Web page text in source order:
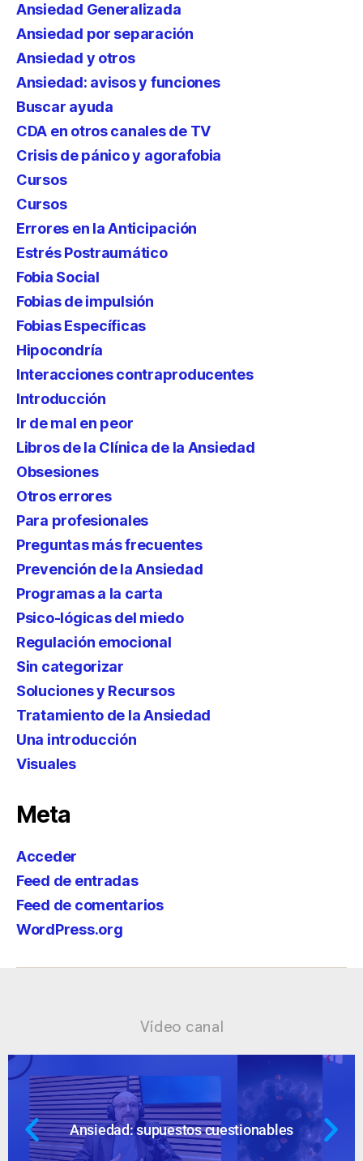
Ansiedad Generalizada
Ansiedad por separación
Ansiedad y otros
Ansiedad: avisos y funciones
Buscar ayuda
CDA en otros canales de TV
Crisis de pánico y agorafobia
Cursos
Cursos
Errores en la Anticipación
Estrés Postraumático
Fobia Social
Fobias de impulsión
Fobias Específicas
Hipocondría
Interacciones contraproducentes
Introducción
Ir de mal en peor
Libros de la Clínica de la Ansiedad
Obsesiones
Otros errores
Para profesionales
Preguntas más frecuentes
Prevención de la Ansiedad
Programas a la carta
Psico-lógicas del miedo
Regulación emocional
Sin categorizar
Soluciones y Recursos
Tratamiento de la Ansiedad
Una introducción
Visuales
Meta
Acceder
Feed de entradas
Feed de comentarios
WordPress.org
Vídeo canal
Ansiedad: supuestos cuestionables